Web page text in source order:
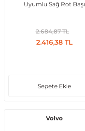
Uyumlu Sağ Rot Başı
2.684,87 TL
2.416,38 TL
Sepete Ekle
Volvo